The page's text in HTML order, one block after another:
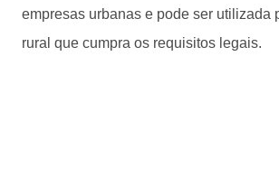
empresas urbanas e pode ser utilizada
rural que cumpra os requisitos legais.